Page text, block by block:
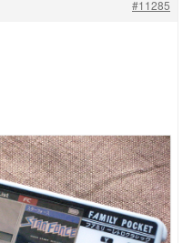
#11285